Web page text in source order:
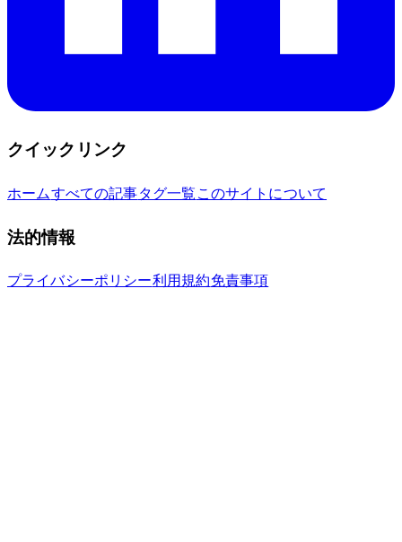
クイックリンク
ホームすべての記事タグ一覧 このサイトについて
法的情報
プライバシーポリシー利用規約免責事項